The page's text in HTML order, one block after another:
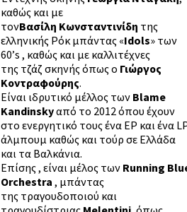
καθώς και με
τονΒασίλη Κωνσταντινίδη της
ελληνικής Ρόκ μπάντας «Idols» των
60’s , καθώς και με καλλιτέχνες
της τζάζ σκηνής όπως ο Γιώργος
Κοντραφούρης.
Είναι ιδρυτικό μέλλος των Blame
Kandinskyαπό το 2012 όπου έχουν
στο ενεργητικό τους ένα EP και ένα
άλμπουμ καθώς και τούρ σε Ελλάδα
και τα Βαλκάνια.
Επίσης , είναι μέλος των Running
Orchestra , μπάντας
της τραγουδοποιού και